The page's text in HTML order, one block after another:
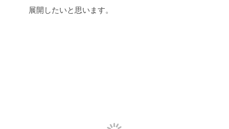
展開したいと思います。